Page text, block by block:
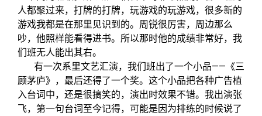
人都聚过来，打牌的打牌，玩游戏的玩游戏，很多新的
游戏我都是在那里见识到的。周锐很厉害，周边那么
吵，他照样能看得进书。所以那时他的成绩非常好，我
们班无人能出其右。
有一次系里文艺汇演，我们班出了一个小品——《三
顾茅庐》，最后还得了一个奖。这个小品把各种广告植
入台词中，还是很搞笑的，演出时效果不错。我出演张
飞，第一句台词至今记得，可能是因为排练的时候说了